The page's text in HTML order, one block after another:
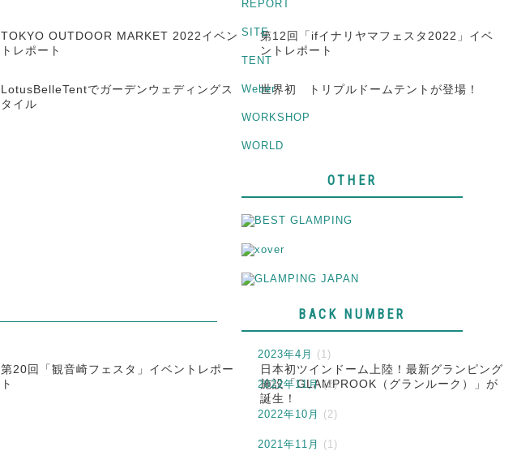
TOKYO OUTDOOR MARKET 2022イベン
トレポート
第12回「ifイナリヤマフェスタ2022」イベ
ントレポート
LotusBelleTentでガーデンウェディングス
タイル
世界初 トリプルドームテントが登場！
第20回「観音崎フェスタ」イベントレポー
ト
日本初ツインドーム上陸！最新グランピング
施設「GLAMPROOK（グランルーク）」が
誕生！
REPORT
SITE
TENT
Weber
WORKSHOP
WORLD
OTHER
BACK NUMBER
2023年4月 (1)
2022年11月(2)
2022年10月 (2)
2021年11月 (1)